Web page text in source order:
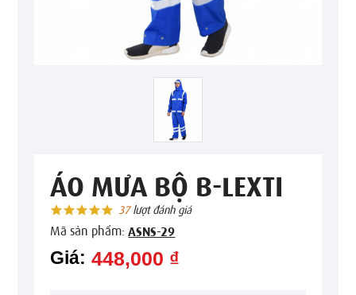
ÁO MƯA BỘ B-LEXTI
37lượt đánh giá
Mã sản phẩm:ASNS-29
Giá: 448,000 ₫